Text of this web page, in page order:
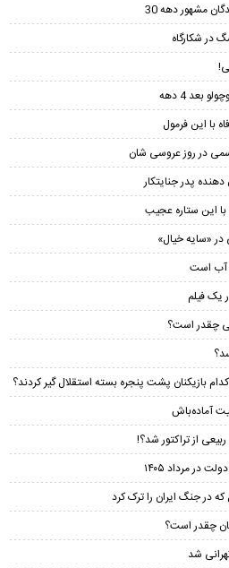
در شکارگاه
بعد 4 دهه
با این فرمول
در روز عروسی شان
پدر جنایتکار
با این ستاره عجیب
آب است
چقدر است؟
کدام بازیکنان پشت پنجره بسته استقلال گیر کردند؟
آماده‌باش
از تراکتور شد؟!
در مرداد ۱۴۰۵
در جنگ ایران را ترک کرد
چقدر است؟
شد